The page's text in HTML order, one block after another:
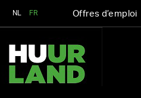
NL FR Offres d’emploi